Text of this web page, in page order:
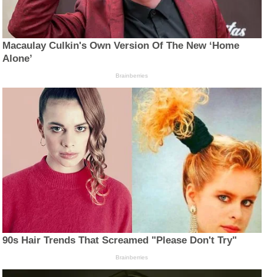
Macaulay Culkin's Own Version Of The New ‘Home
Alone’
Brainberries
90s Hair Trends That Screamed "Please Don't Try"
Brainberries